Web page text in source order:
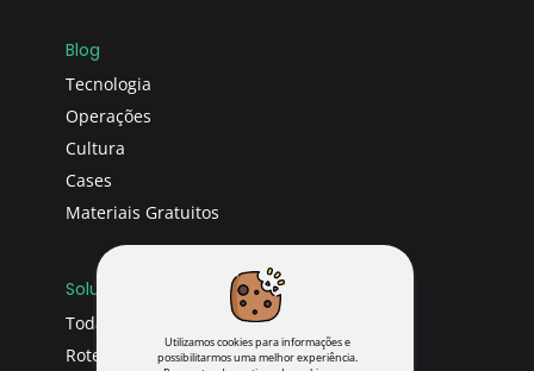
Blog
Tecnologia
Operações
Cultura
Cases
Materiais Gratuitos
Soluções
Todas soluções
Roteirizador
Utilizamos cookies para informações e
possibilitarmos uma melhor experiência.